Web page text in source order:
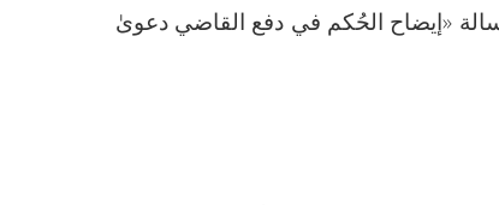
«إيضاح الحُكم في دفع القاضي دعوىٰ